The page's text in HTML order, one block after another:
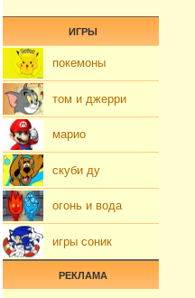
ИГРЫ
покемоны
том и джерри
марио
скуби ду
огонь и вода
игры соник
РЕКЛАМА